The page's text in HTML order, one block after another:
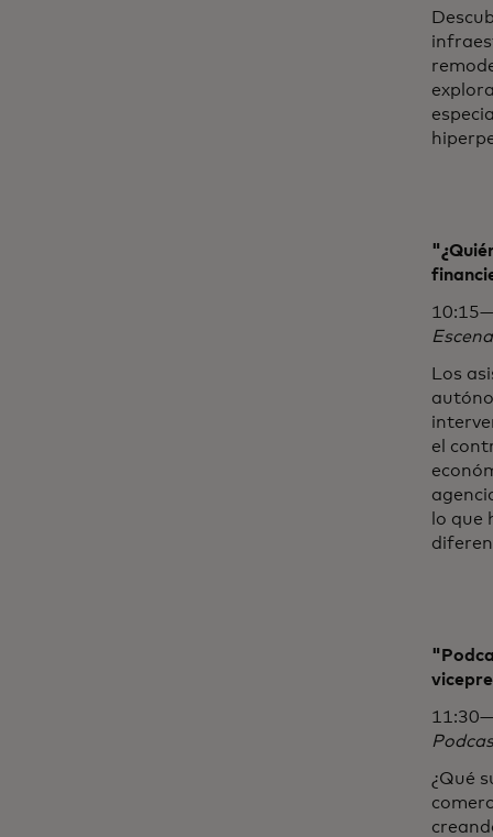
Los
el
lo que
¿Qué